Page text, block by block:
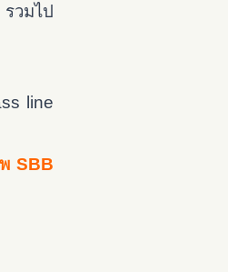
วมไป
line
SBB